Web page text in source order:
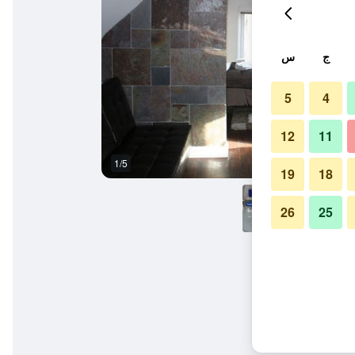
1/5
ج س
4
5
11
12
18
19
25
26